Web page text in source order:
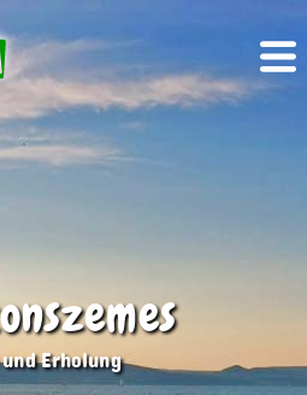
und Erholung